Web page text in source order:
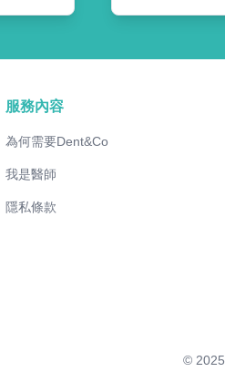
服務內容
為何需要Dent&Co
我是醫師
隱私條款
© 2025